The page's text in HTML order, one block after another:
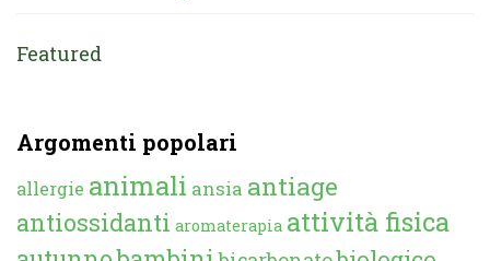
Featured
Argomenti popolari
allergie animali ansia antiage
antiossidanti aromaterapia attività fisica